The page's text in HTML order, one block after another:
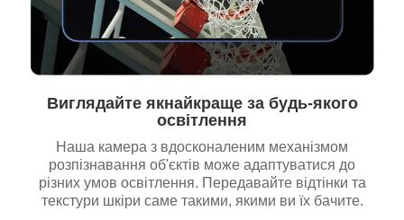
Виглядайте якнайкраще за будь-якого
освітлення
Наша камера з вдосконаленим механізмом
розпізнавання об'єктів може адаптуватися до
різних умов освітлення. Передавайте відтінки та
текстури шкіри саме такими, якими ви їх бачите.